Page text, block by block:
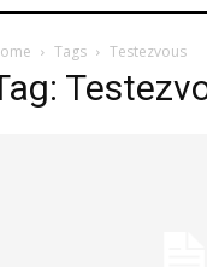
Tags Testezvous